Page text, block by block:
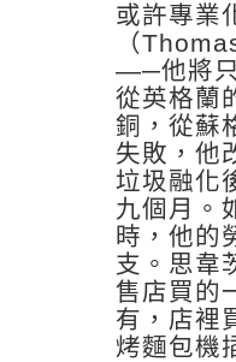
或許專業
（
—─他將只
從英格蘭
銅，從蘇
失敗，他
垃圾融化
九個月。
時，他的
支。思韋
售店買的
有，店裡
烤麵包機